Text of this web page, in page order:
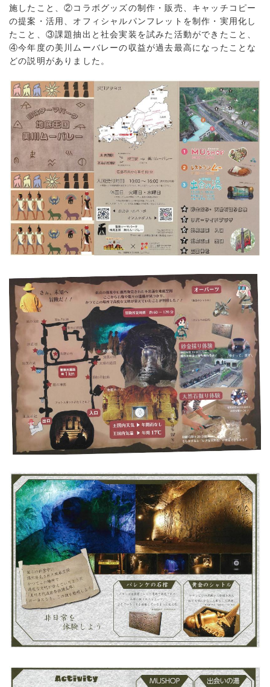
施したこと、②コラボグッズの制作・販売、キャッチコピー
の提案・活用、オフィシャルパンフレットを制作・実用化し
たこと、③課題抽出と社会実装を試みた活動ができたこと、
④今年度の美川ムーバレーの収益が過去最高になったことな
どの説明がありました。